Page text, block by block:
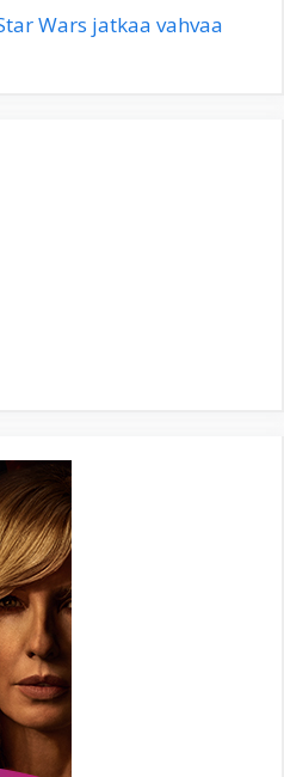
Wars jatkaa vahvaa